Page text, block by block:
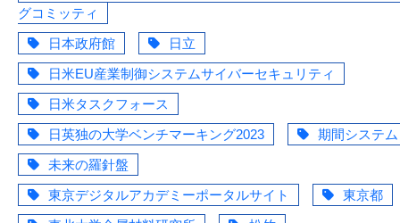
グコミッティ
日本政府館
日立
日米EU産業制御システムサイバーセキュリティ
日米タスクフォース
日英独の大学ベンチマーキング2023
期間システム
未来の羅針盤
東京デジタルアカデミーポータルサイト
東京都